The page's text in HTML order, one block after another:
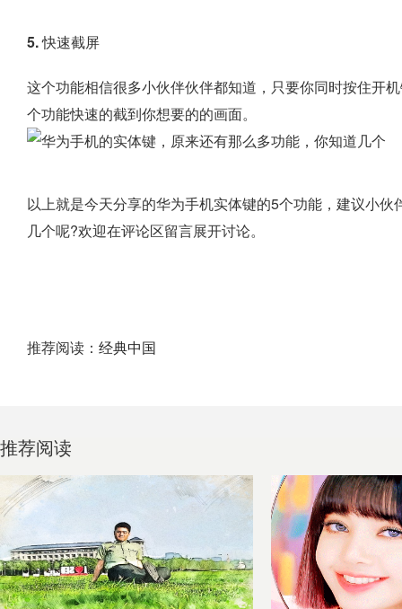
5. 快速截屏
这个功能相信很多小伙伴伙伴都知道，只要你同时按住开
个功能快速的截到你想要的的画面。
以上就是今天分享的华为手机实体键的5个功能，建议小
几个呢?欢迎在评论区留言展开讨论。
推荐阅读： 经典中国
推荐阅读